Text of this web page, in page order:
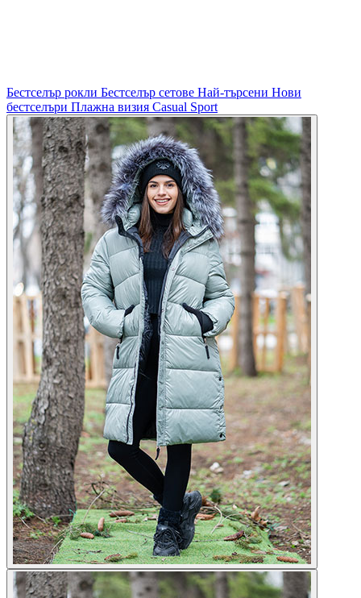
Бестселър рокли Бестселър сетове Най-търсени Нови
бестселъри Плажна визия Casual Sport